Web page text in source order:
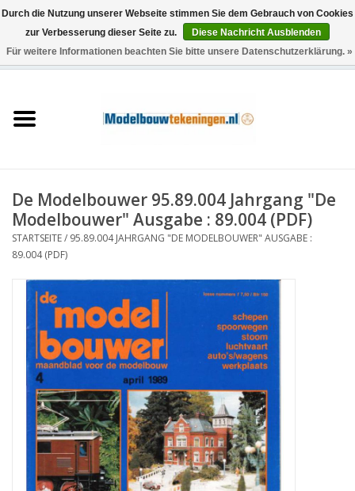
0 Artikel - €0,00
Schiffe
Holzbau
Landschaft
Maschinen
Dokumentation
Zeitschriften
Neue Zeichnungen
NEUE ZEITSCHRIFTEN
De Modelbouwer 95.89.004 Jahrgang "De
Modelbouwer" Ausgabe : 89.004 (PDF)
STARTSEITE/ 95.89.004 JAHRGANG "DE MODELBOUWER" AUSGABE :
89.004 (PDF)
Durch die Nutzung unserer Webseite stimmen Sie dem Gebrauch von Cookies
zur Verbesserung dieser Seite zu.
Diese Nachricht Ausblenden
Für weitere Informationen beachten Sie bitte unsere Datenschutzerklärung. »